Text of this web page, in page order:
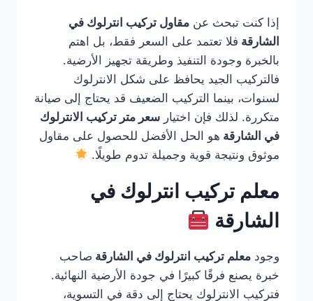
إذا كنت تبحث عن مقاول تركيب انترلوك في
الشارقة فلا تعتمد على السعر فقط، بل اهتم
بالخبرة وجودة التنفيذ وطريقة تجهيز الأرضية.
فالتركيب الجيد يحافظ على شكل الانترلوك
لسنوات، بينما التركيب الضعيف قد يحتاج إلى صيانة
متكررة. لذلك فإن اختيار سعر متر تركيب الانترلوك
في الشارقة هو الحل الأفضل للحصول على مقاول
موثوق ونتيجة قوية وجميلة تدوم طويلًا.
معلم تركيب انترلوك في
الشارقة
وجود معلم تركيب انترلوك في الشارقة صاحب
خبرة يصنع فرقًا كبيرًا في جودة الأرضية النهائية.
فتركيب الانترلوك يحتاج إلى دقة في التسوية،